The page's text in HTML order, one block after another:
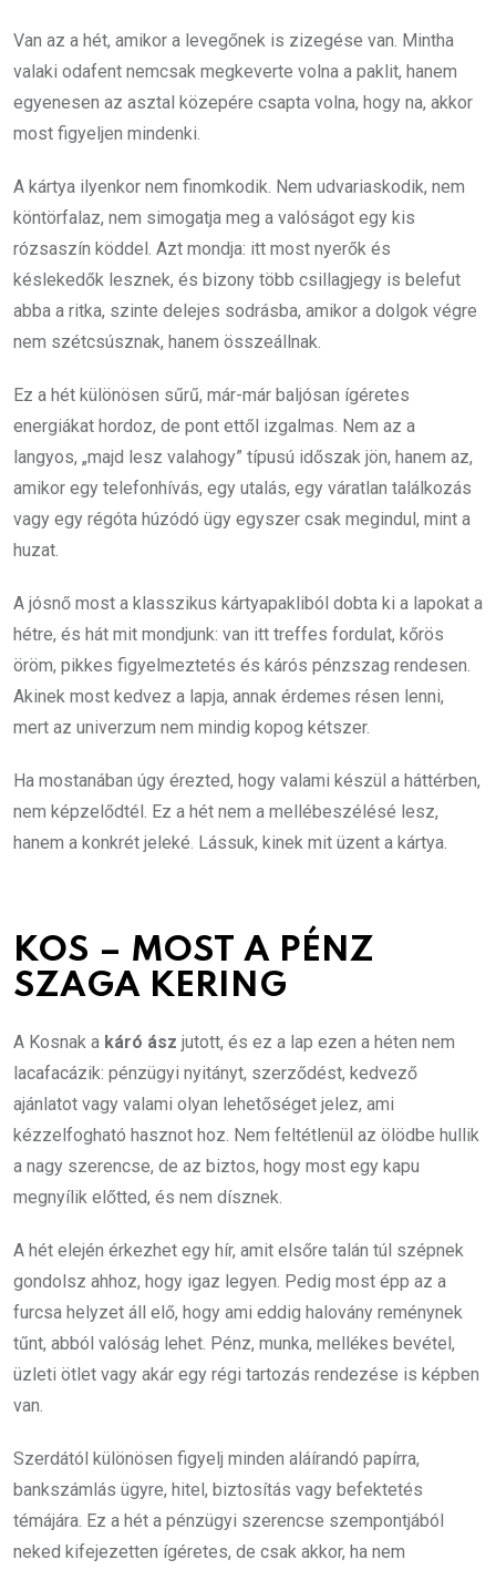
Van az a hét, amikor a levegőnek is zizegése van. Mintha
valaki odafent nemcsak megkeverte volna a paklit, hanem
egyenesen az asztal közepére csapta volna, hogy na, akkor
most figyeljen mindenki.
A kártya ilyenkor nem finomkodik. Nem udvariaskodik, nem
köntörfalaz, nem simogatja meg a valóságot egy kis
rózsaszín köddel. Azt mondja: itt most nyerők és
késlekedők lesznek, és bizony több csillagjegy is belefut
abba a ritka, szinte delejes sodrásba, amikor a dolgok végre
nem szétcsúsznak, hanem összeállnak.
Ez a hét különösen sűrű, már-már baljósan ígéretes
energiákat hordoz, de pont ettől izgalmas. Nem az a
langyos, „majd lesz valahogy” típusú időszak jön, hanem az,
amikor egy telefonhívás, egy utalás, egy váratlan találkozás
vagy egy régóta húzódó ügy egyszer csak megindul, mint a
huzat.
A jósnő most a klasszikus kártyapakliból dobta ki a lapokat a
hétre, és hát mit mondjunk: van itt treffes fordulat, kőrös
öröm, pikkes figyelmeztetés és kárós pénzszag rendesen.
Akinek most kedvez a lapja, annak érdemes résen lenni,
mert az univerzum nem mindig kopog kétszer.
Ha mostanában úgy érezted, hogy valami készül a háttérben,
nem képzelődtél. Ez a hét nem a mellébeszélésé lesz,
hanem a konkrét jeleké. Lássuk, kinek mit üzent a kártya.
KOS – MOST A PÉNZ
SZAGA KERING
A Kosnak a káró ász jutott, és ez a lap ezen a héten nem
lacafacázik: pénzügyi nyitányt, szerződést, kedvező
ajánlatot vagy valami olyan lehetőséget jelez, ami
kézzelfogható hasznot hoz. Nem feltétlenül az ölödbe hullik
a nagy szerencse, de az biztos, hogy most egy kapu
megnyílik előtted, és nem dísznek.
A hét elején érkezhet egy hír, amit elsőre talán túl szépnek
gondolsz ahhoz, hogy igaz legyen. Pedig most épp az a
furcsa helyzet áll elő, hogy ami eddig halovány reménynek
tűnt, abból valóság lehet. Pénz, munka, mellékes bevétel,
üzleti ötlet vagy akár egy régi tartozás rendezése is képben
van.
Szerdától különösen figyelj minden aláírandó papírra,
bankszámlás ügyre, hitel, biztosítás vagy befektetés
témájára. Ez a hét a pénzügyi szerencse szempontjából
neked kifejezetten ígéretes, de csak akkor, ha nem